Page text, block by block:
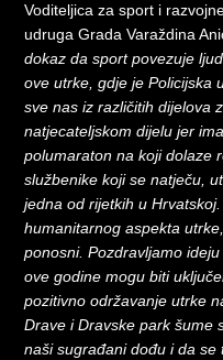
Voditeljica za sport i
udruga Grada Varaždina
dokaz da sport povezuje
ove utrke, gdje je Policijska
sve nas iz različitih dijelova
natjecateljskom dijelu jer
polumaraton na koji dolaze
službenike koji se natječu,
jedna od rijetkih u
humanitarnog aspekta
ponosni. Pozdravljamo
ove godine mogu biti
pozitivno održavanje utrke
Drave i Dravske park šume
naši sugrađani dođu i da